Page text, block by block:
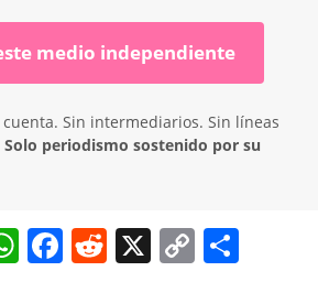
medio independiente
Sin intermediarios. Sin líneas
Solo periodismo sostenido por su
W F
R
X
C